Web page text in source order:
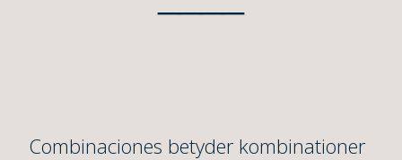
Combinaciones betyder kombinationer